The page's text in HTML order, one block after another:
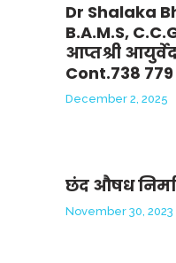
Dr Shalaka
B.A.M.S,
आप्तश्री
Cont.738 779
December 2, 2025
छंद औषध
November 30, 2023